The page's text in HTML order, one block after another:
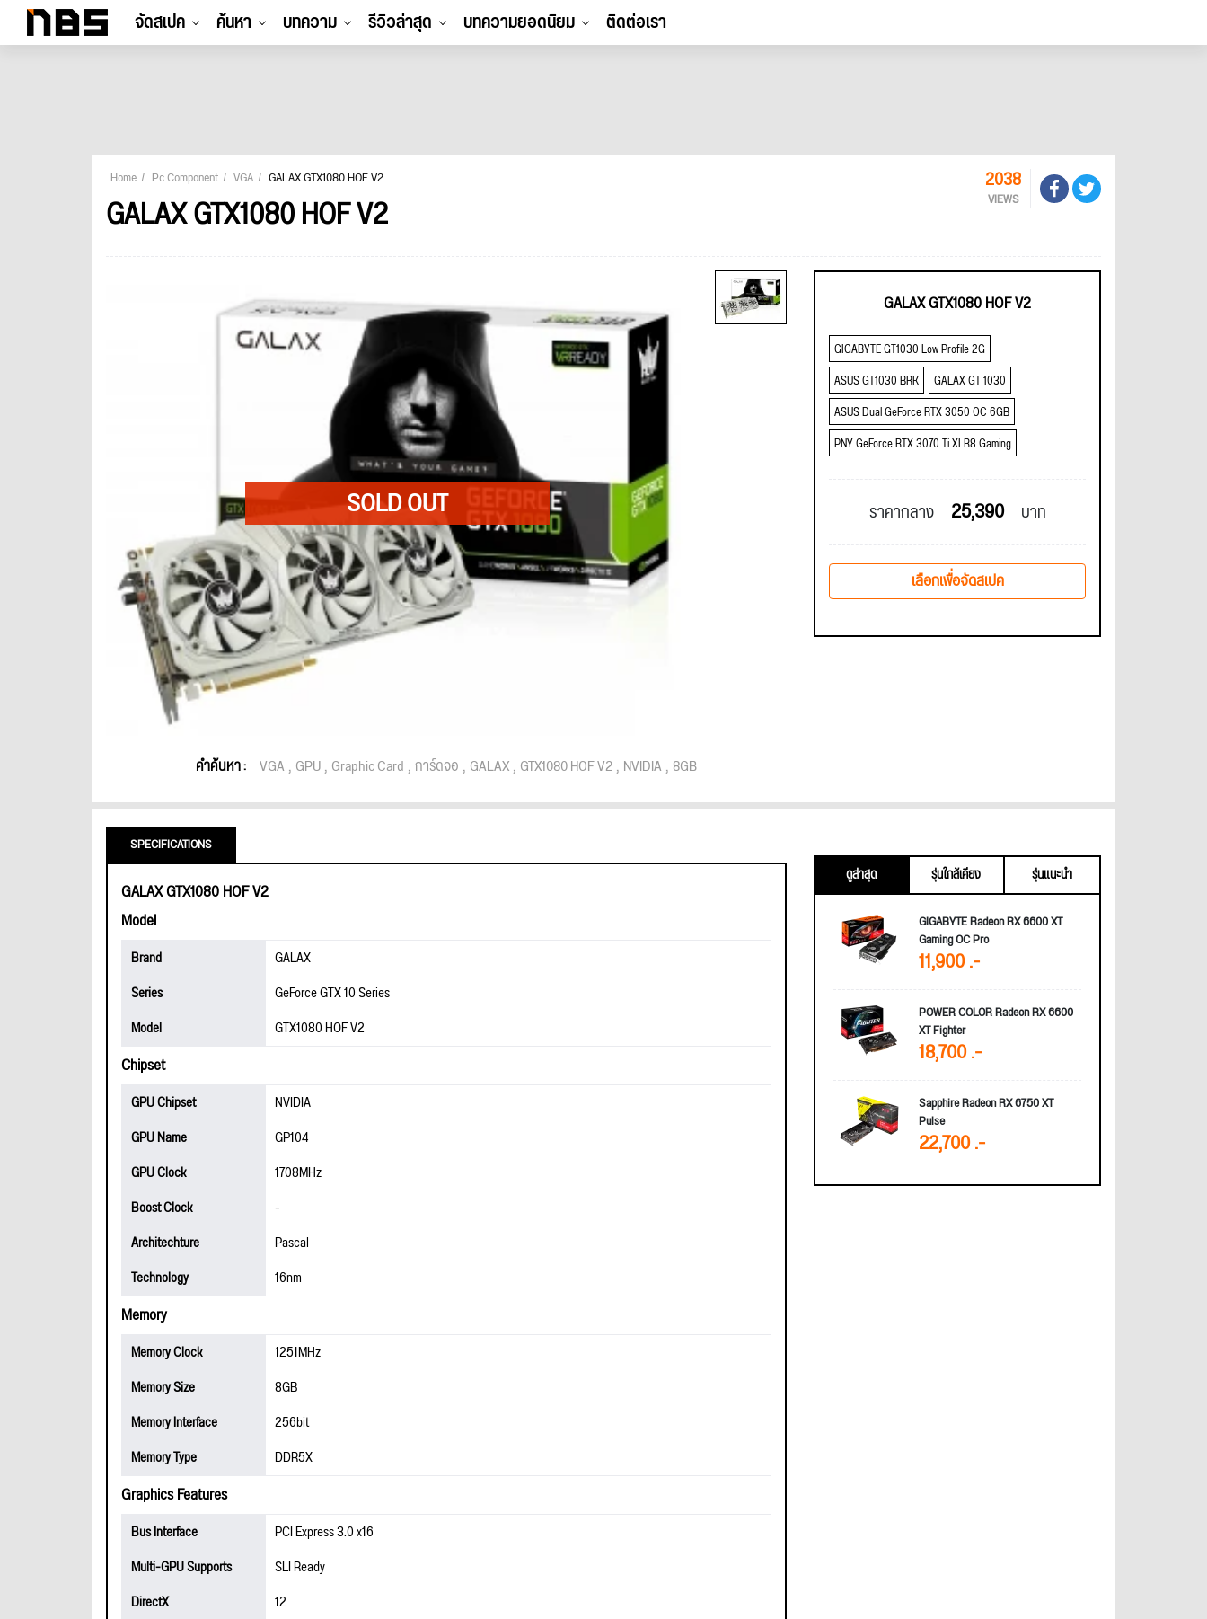
จัดสเปค ค้นหา บทความ รีวิวล่าสุด บทความยอดนิยม ติดต่อเรา
Home Pc Component VGA GALAX GTX1080 HOF V2
GALAX GTX1080 HOF V2
2038
VIEWS
คำค้นหา : VGA GPU Graphic Card การ์ดจอ GALAX GTX1080 HOF V2 NVIDIA 8GB
GALAX GTX1080 HOF V2
GIGABYTE GT1030 Low Profile 2G
ASUS GT1030 BRK
GALAX GT 1030
ASUS Dual GeForce RTX 3050 OC 6GB
PNY GeForce RTX 3070 Ti XLR8 Gaming
ราคากลาง 25,390 บาท
เลือกเพื่อจัดสเปค
SPECIFICATIONS
GALAX GTX1080 HOF V2
Model
Brand
GALAX
Series
GeForce GTX 10 Series
Model
GTX1080 HOF V2
Chipset
GPU Chipset
NVIDIA
GPU Name
GP104
GPU Clock
1708MHz
Boost Clock
-
Architechture
Pascal
Technology
16nm
Memory
Memory Clock
1251MHz
Memory Size
8GB
Memory Interface
256bit
Memory Type
DDR5X
Graphics Features
Bus Interface
PCI Express 3.0 x16
Multi-GPU Supports
SLI Ready
DirectX
12
ดูล่าสุด รุ่นใกล้เคียง
รุ่นแนะนำ
GIGABYTE Radeon RX 6600 XT
Gaming OC Pro
11,900 .-
POWER COLOR Radeon RX 6600
XT Fighter
18,700 .-
Sapphire Radeon RX 6750 XT
Pulse
22,700 .-